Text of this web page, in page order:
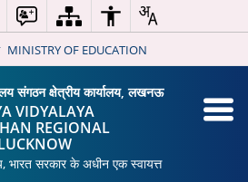
MINISTRY OF EDUCATION
संगठन क्षेत्रीय कार्यालय, लखनऊ
VIDYALAYA
REGIONAL
भारत सरकार के अधीन एक स्वायत्त